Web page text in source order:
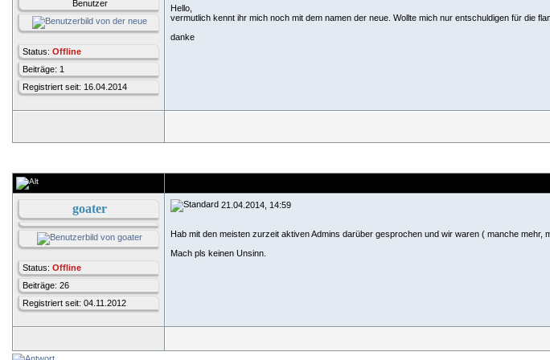
Benutzer
Status: Offline
Beiträge: 1
Registriert seit: 16.04.2014
Hello,
vermutlich kennt ihr mich noch mit dem namen der neue. Wollte mich nur entschuldigen für die
danke
goater
Status: Offline
Beiträge: 26
Registriert seit: 04.11.2012
21.04.2014, 14:59
Hab mit den meisten zurzeit aktiven Admins darüber gesprochen und wir waren ( manche mehr,
Mach pls keinen Unsinn.